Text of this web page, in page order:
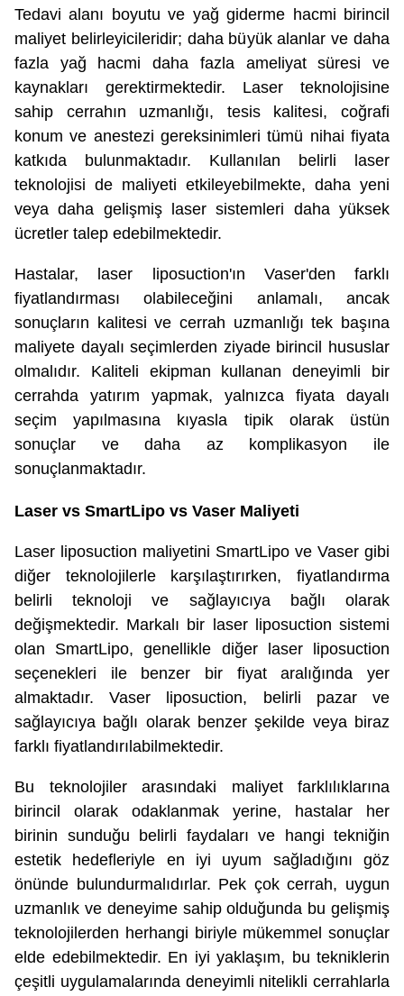
Tedavi alanı boyutu ve yağ giderme hacmi birincil
maliyet belirleyicileridir; daha büyük alanlar ve daha
fazla yağ hacmi daha fazla ameliyat süresi ve
kaynakları gerektirmektedir. Laser teknolojisine
sahip cerrahın uzmanlığı, tesis kalitesi, coğrafi
konum ve anestezi gereksinimleri tümü nihai fiyata
katkıda bulunmaktadır. Kullanılan belirli laser
teknolojisi de maliyeti etkileyebilmekte, daha yeni
veya daha gelişmiş laser sistemleri daha yüksek
ücretler talep edebilmektedir.
Hastalar, laser liposuction'ın Vaser'den farklı
fiyatlandırması olabileceğini anlamalı, ancak
sonuçların kalitesi ve cerrah uzmanlığı tek başına
maliyete dayalı seçimlerden ziyade birincil hususlar
olmalıdır. Kaliteli ekipman kullanan deneyimli bir
cerrahda yatırım yapmak, yalnızca fiyata dayalı
seçim yapılmasına kıyasla tipik olarak üstün
sonuçlar ve daha az komplikasyon ile
sonuçlanmaktadır.
Laser vs SmartLipo vs Vaser Maliyeti
Laser liposuction maliyetini SmartLipo ve Vaser gibi
diğer teknolojilerle karşılaştırırken, fiyatlandırma
belirli teknoloji ve sağlayıcıya bağlı olarak
değişmektedir. Markalı bir laser liposuction sistemi
olan SmartLipo, genellikle diğer laser liposuction
seçenekleri ile benzer bir fiyat aralığında yer
almaktadır. Vaser liposuction, belirli pazar ve
sağlayıcıya bağlı olarak benzer şekilde veya biraz
farklı fiyatlandırılabilmektedir.
Bu teknolojiler arasındaki maliyet farklılıklarına
birincil olarak odaklanmak yerine, hastalar her
birinin sunduğu belirli faydaları ve hangi tekniğin
estetik hedefleriyle en iyi uyum sağladığını göz
önünde bulundurmalıdırlar. Pek çok cerrah, uygun
uzmanlık ve deneyime sahip olduğunda bu gelişmiş
teknolojilerden herhangi biriyle mükemmel sonuçlar
elde edebilmektedir. En iyi yaklaşım, bu tekniklerin
çeşitli uygulamalarında deneyimli nitelikli cerrahlarla